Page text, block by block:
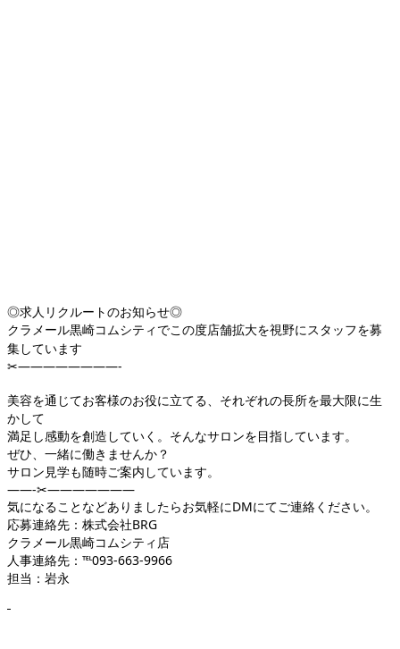
◎求人リクルートのお知らせ◎
クラメール黒崎コムシティでこの度店舗拡大を視野にスタッフを募
集しています
✂︎————————-
美容を通じてお客様のお役に立てる、それぞれの長所を最大限に生
かして
満足し感動を創造していく。そんなサロンを目指しています。
ぜひ、一緒に働きませんか？
サロン見学も随時ご案内しています。
——-✂︎———————
気になることなどありましたらお気軽にDMにてご連絡ください。
応募連絡先：株式会社BRG
クラメール黒崎コムシティ店
人事連絡先：℡093-663-9966
担当：岩永